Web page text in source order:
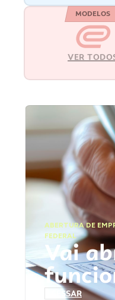
MODELOS
VER
ABERTURA DE
FEDERAL
Vai
ACESSAR